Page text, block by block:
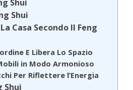
Shui
Shui
Casa Secondo Il Feng
E Libera Lo Spazio
in Modo Armonioso
Per Riflettere l’Energia
Shui